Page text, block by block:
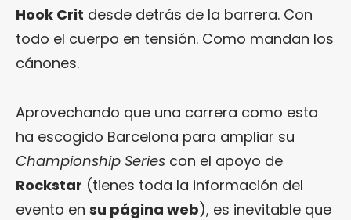
Hook Crit desde detrás de la barrera. Con
todo el cuerpo en tensión. Como mandan los
cánones.
Aprovechando que una carrera como esta
ha escogido Barcelona para ampliar su
Championship Series con el apoyo de
Rockstar (tienes toda la información del
evento en su página web), es inevitable que